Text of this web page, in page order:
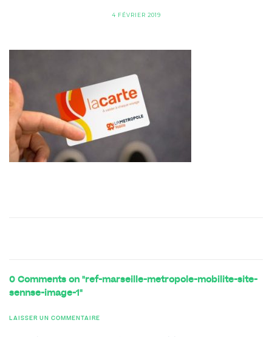
4 FÉVRIER 2019
0 Comments on "ref-marseille-metropole-mobilite-site-
sennse-image-1"
LAISSER UN COMMENTAIRE